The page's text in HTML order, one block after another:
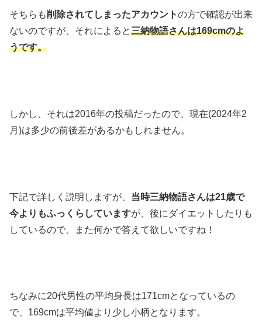
そちらも削除されてしまったアカウントの方で確認が出来
ないのですが、それによると三納物語さんは169cmのよ
うです。
しかし、それは2016年の投稿だったので、現在(2024年2
月)は多少の前後差があるかもしれません。
下記で詳しく説明しますが、 当時三納物語さんは21歳で
今よりもふっくらしていますが、後にダイエットしたりも
しているので、また何かで答えて欲しいですね！
ちなみに20代男性の平均身長は171cmとなっているの
で、169cmは平均値より少し小柄となります。